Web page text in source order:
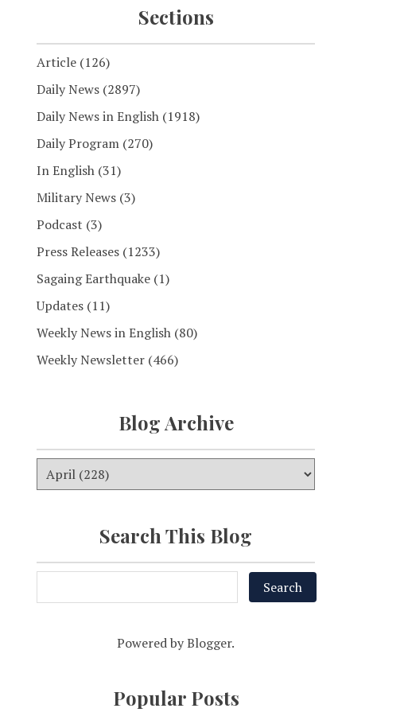
Sections
Article (126)
Daily News (2897)
Daily News in English (1918)
Daily Program (270)
In English (31)
Military News (3)
Podcast (3)
Press Releases (1233)
Sagaing Earthquake (1)
Updates (11)
Weekly News in English (80)
Weekly Newsletter (466)
Blog Archive
Search This Blog
Powered byBlogger.
Popular Posts